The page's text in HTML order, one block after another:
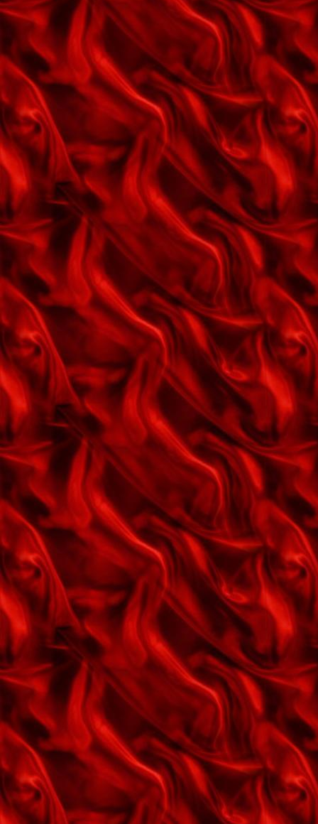
Isabella
Isn't it romantic
It's been a long long time
It's magic
Javel, Hr. Hansen
Jeg bliver så ensom
Jeg byder dem en rose
Jeg elsker en pige
Jeg er kun et gammelt minde
Jeg har sendt en masse roser
Jeg savner mig selv
Jeg vil
Jeg vil vente ved telefonen
Juleaftens alfabet
Julefest - bjældeklang
Julemanden er kommet til byen
Julen har bragt
Julen har englelyd
Julens hemmelighed
Karins dagdrøm
Kære gamle julemand
Kærlighedens cocktail
Kærlighedens puslespil
Kærlighedsvalsen
La Paloma
Landbykirkens klokkeklang
Lidt god musik
Lies (løgn)
Lille kammerat
Livet er for os kun kærlighed
Livets karrusel
Lyt til guitarens klang
Lån mig lidt lykke
Mens vi går hjem gennem byen
Min melodi til dig